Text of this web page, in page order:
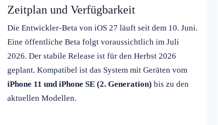
Zeitplan und Verfügbarkeit
Die Entwickler-Beta von iOS 27 läuft seit dem 10. Juni.
Eine öffentliche Beta folgt voraussichtlich im Juli
2026. Der stabile Release ist für den Herbst 2026
geplant. Kompatibel ist das System mit Geräten vom
iPhone 11 und iPhone SE (2. Generation) bis zu den
aktuellen Modellen.